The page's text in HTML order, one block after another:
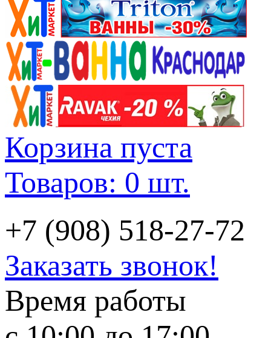
Корзина пуста
Товаров: 0 шт.
+7 (908) 518-27-72
Заказать звонок!
Время работы